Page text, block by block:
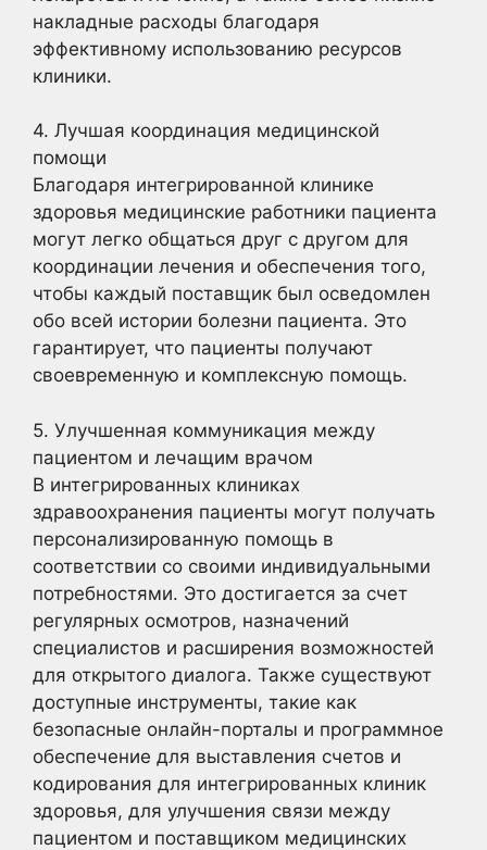
накладные расходы благодаря
эффективному использованию ресурсов
клиники.
4. Лучшая координация медицинской
помощи
Благодаря интегрированной клинике
здоровья медицинские работники пациента
могут легко общаться друг с другом для
координации лечения и обеспечения того,
чтобы каждый поставщик был осведомлен
обо всей истории болезни пациента. Это
гарантирует, что пациенты получают
своевременную и комплексную помощь.
5. Улучшенная коммуникация между
пациентом и лечащим врачом
В интегрированных клиниках
здравоохранения пациенты могут получать
персонализированную помощь в
соответствии со своими индивидуальными
потребностями. Это достигается за счет
регулярных осмотров, назначений
специалистов и расширения возможностей
для открытого диалога. Также существуют
доступные инструменты, такие как
безопасные онлайн-порталы и программное
обеспечение для выставления счетов и
кодирования для интегрированных клиник
здоровья, для улучшения связи между
пациентом и поставщиком медицинских